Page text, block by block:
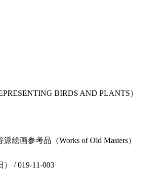
BIRDS AND PLANTS）
絵画参考品（Works of Old Masters）
/ 019-11-003